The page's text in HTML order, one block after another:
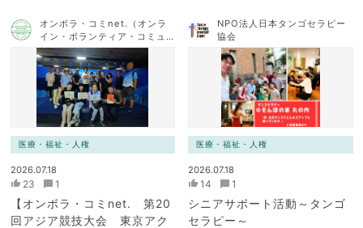
オンボラ・コミnet.（オンラ
イン・ボランティア・コミュ
ニケーション・ネットワー
ク）
医療・福祉・人権
2026.07.18
23 1
【オンボラ・コミnet. 第20
回アジア競技大会 東京アク
NPO法人日本タンゴセラピー
協会
医療・福祉・人権
2026.07.18
14 1
シニアサポート活動～タンゴ
セラピー～